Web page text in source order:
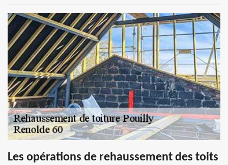
Les opérations de rehaussement des toits